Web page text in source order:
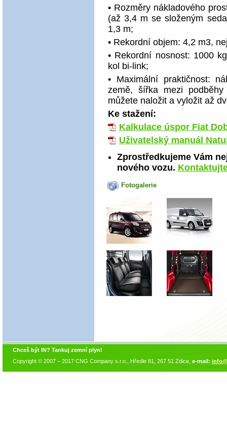
• Rozměry nákladového
(až 3,4 m se složeným
1,3 m;
• Rekordní objem: 4,2 m3,
• Rekordní nosnost: 1000
kol bi-link;
• Maximální praktičnost:
země, šířka mezi
můžete naložit a vyložit až
Ke stažení:
Kalkulace úspor Fiat
Uživatelský manuál
Zprostředkujeme Vám
nového vozu.
Fotogalerie
Chceš být IN? Tankuj zemní plyn!
Copyright © 2007 – 2017 CNG Company s.r.o., Hředle 81, 267 51 Zdice, e-mail: